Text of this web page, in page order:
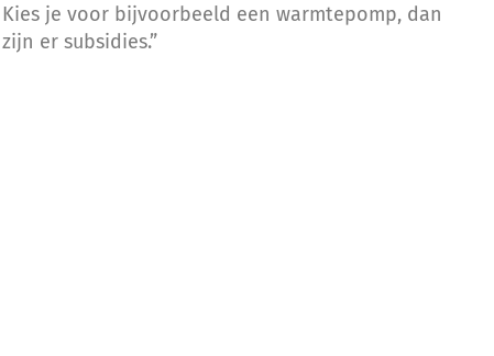
Kies je voor bijvoorbeeld een warmtepomp, dan
zijn er subsidies.”